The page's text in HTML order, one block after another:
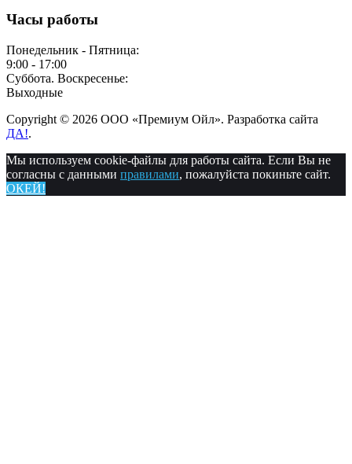
Часы работы
Понедельник - Пятница:
9:00 - 17:00
Суббота. Воскресенье:
Выходные
Copyright © 2026 ООО «Премиум Ойл». Разработка сайта
ДА!.
Мы используем cookie-файлы для работы сайта. Если Вы не
согласны с данными правилами, пожалуйста покиньте сайт.
ОКЕЙ!